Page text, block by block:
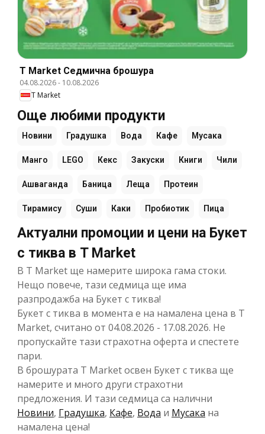
T Market Cедмична брошура
04.08.2026- 10.08.2026
T Market
Още любими продукти
Новини Градушка Вода Кафе Мусака
Манго LEGO Кекс Закуски Книги Чили
Ашваганда Баница Леща Протеин
Тирамису Суши Каки Пробиотик Пица
Актуални промоции и цени на Букет
с тиква в T Market
В T Market ще намерите широка гама стоки.
Нещо повече, тази седмица ще има
разпродажба на Букет с тиква!
Букет с тиква в момента е на намалена цена в T
Market, считано от 04.08.2026 - 17.08.2026. Не
пропускайте тази страхотна оферта и спестете
пари.
В брошурата T Market освен Букет с тиква ще
намерите и много други страхотни
предложения. И тази седмица са налични
Новини, Градушка, Кафе, Вода и Мусака на
намалена цена!